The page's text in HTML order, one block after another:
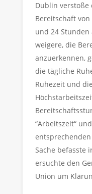
Dublin verstoße
Bereitschaft
und 24 Stunden
weigere, die
anzuerkennen,
die tägliche
Ruhezeit und
“Arbeitszeit“
Sache befasste
ersuchte den
Union um